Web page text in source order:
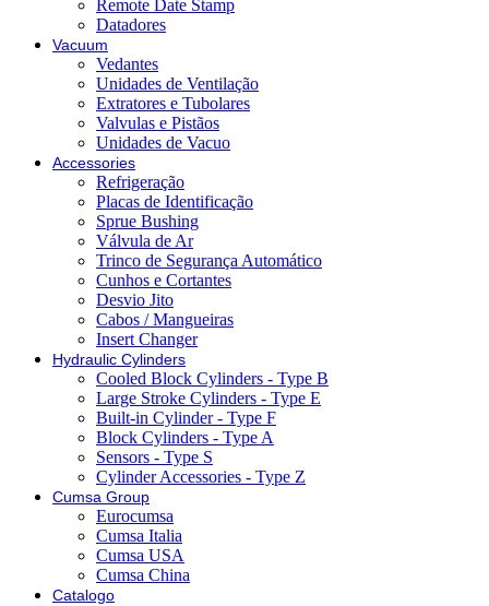
Remote Date Stamp
Datadores
Vacuum
Vedantes
Unidades de Ventilação
Extratores e Tubolares
Valvulas e Pistãos
Unidades de Vacuo
Accessories
Refrigeração
Placas de Identificação
Sprue Bushing
Válvula de Ar
Trinco de Segurança Automático
Cunhos e Cortantes
Desvio Jito
Cabos / Mangueiras
Insert Changer
Hydraulic Cylinders
Cooled Block Cylinders - Type B
Large Stroke Cylinders - Type E
Built-in Cylinder - Type F
Block Cylinders - Type A
Sensors - Type S
Cylinder Accessories - Type Z
Cumsa Group
Eurocumsa
Cumsa Italia
Cumsa USA
Cumsa China
Catalogo